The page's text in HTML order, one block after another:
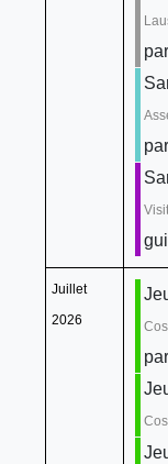
par
par
Juillet
2026
par